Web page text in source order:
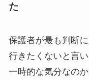
た
保護者が最も判断
行きたくないと言
一時的な気分なの